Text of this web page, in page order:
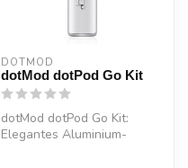
DOTMOD
dotMod dotPod Go Kit
dotMod dotPod Go Kit:
Elegantes Aluminium-